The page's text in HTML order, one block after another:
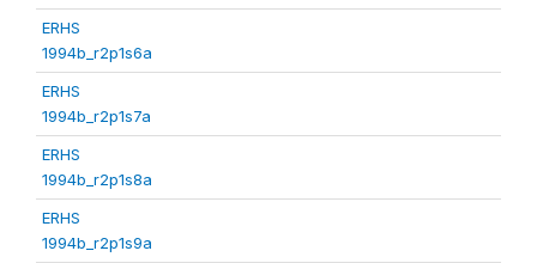
ERHS
1994b_r2p1s6a
ERHS
1994b_r2p1s7a
ERHS
1994b_r2p1s8a
ERHS
1994b_r2p1s9a